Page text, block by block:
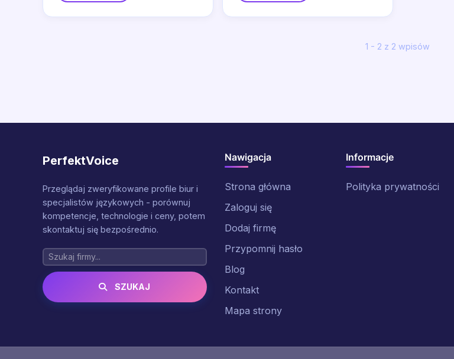
1 - 2 z 2 wpisów
PerfektVoice
Przeglądaj zweryfikowane profile biur i
specjalistów językowych - porównuj
kompetencje, technologie i ceny, potem
skontaktuj się bezpośrednio.
SZUKAJ
Nawigacja
Strona główna
Zaloguj się
Dodaj firmę
Przypomnij hasło
Blog
Kontakt
Mapa strony
Informacje
Polityka prywatności